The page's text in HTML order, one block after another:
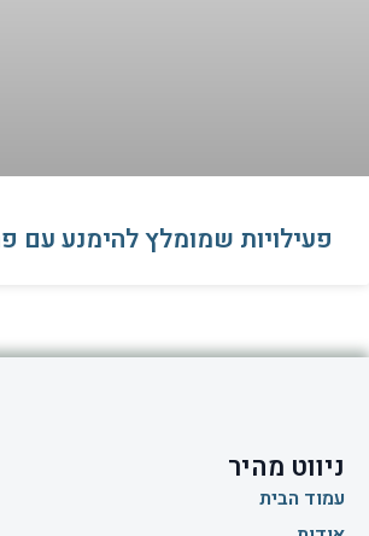
פעילויות שמומלץ להימנע עם
ניווט מהיר
עמוד הבית